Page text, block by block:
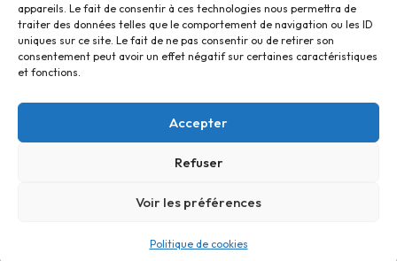
appareils. Le fait de consentir à ces technologies nous permettra de
traiter des données telles que le comportement de navigation ou les ID
uniques sur ce site. Le fait de ne pas consentir ou de retirer son
consentement peut avoir un effet négatif sur certaines caractéristiques
et fonctions.
Accepter
Refuser
Voir les préférences
Politique de cookies
Contact
Site réalisé parSBCTech